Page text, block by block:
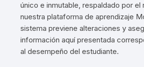
único e inmutable, respaldado por el
nuestra plataforma de aprendizaje
sistema previene alteraciones y
información aquí presentada
al desempeño del estudiante.